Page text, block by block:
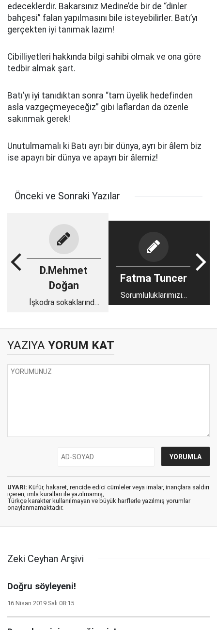
edeceklerdir. Bakarsınız Medine’de bir de “dinler
bahçesi” falan yapılmasını bile isteyebilirler. Batı’yı
gerçekten iyi tanımak lazım!
Cibilliyetleri hakkında bilgi sahibi olmak ve ona göre
tedbir almak şart.
Batı’yı iyi tanıdıktan sonra “tam üyelik hedefinden
asla vazgeçmeyeceğiz” gibi laflardan da özenle
sakınmak gerek!
Unutulmamalı ki Batı ayrı bir dünya, ayrı bir âlem biz
ise apayrı bir dünya ve apayrı bir âlemiz!
Önceki ve Sonraki Yazılar
D.Mehmet
Doğan
İşkodra sokaklarında
Fatma Tuncer
Sorumluluklarımızın
farkında mıyız?
YAZIYA YORUM KAT
UYARI: Küfür, hakaret, rencide edici cümleler veya imalar, inançlara saldırı
içeren, imla kuralları ile yazılmamış,
Türkçe karakter kullanılmayan ve büyük harflerle yazılmış yorumlar
onaylanmamaktadır.
Zeki Ceyhan Arşivi
Doğru söyleyeni!
16 Nisan 2019 Salı 08:15